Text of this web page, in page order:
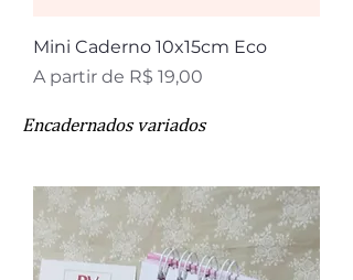
Mini Caderno 10x15cm Eco
A partir de R$ 19,00
Preço promocional
Encadernados variados